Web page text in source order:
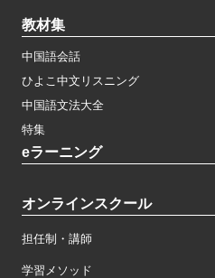
教材集
中国語会話
ひよこ中文リスニング
中国語文法大全
特集
eラーニング
オンラインスクール
担任制・講師
学習メソッド